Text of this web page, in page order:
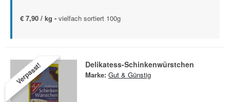
€ 7,90 / kg - vielfach sortiert 100g
Verpasst! Delikatess-Schinkenwürstchen
Marke: Gut & Günstig